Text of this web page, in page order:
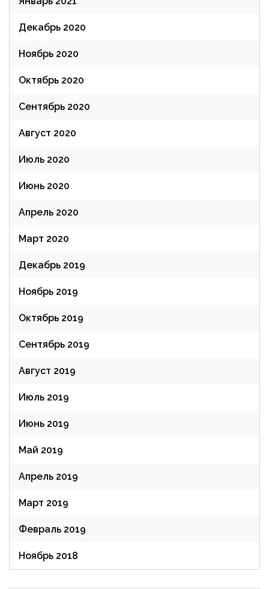
Декабрь 2020
Ноябрь 2020
Октябрь 2020
Сентябрь 2020
Август 2020
Июль 2020
Июнь 2020
Апрель 2020
Март 2020
Декабрь 2019
Ноябрь 2019
Октябрь 2019
Сентябрь 2019
Август 2019
Июль 2019
Июнь 2019
Май 2019
Апрель 2019
Март 2019
Февраль 2019
Ноябрь 2018